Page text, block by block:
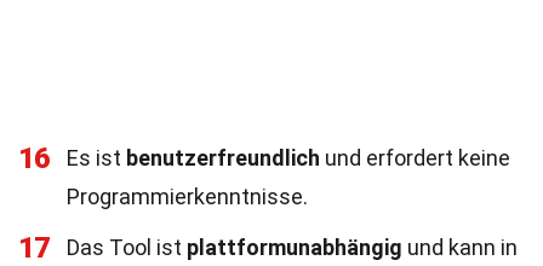
16 Es ist benutzerfreundlich und erfordert keine
Programmierkenntnisse.
17 Das Tool ist plattformunabhängig und kann in